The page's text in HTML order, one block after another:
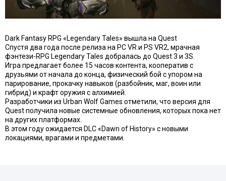
Dark Fantasy RPG «Legendary Tales» вышла на Quest
Спустя два года после релиза на PC VR и PS VR2, мрачная
фэнтези-RPG Legendary Tales добралась до Quest 3 и 3S.
Игра предлагает более 15 часов контента, кооператив с
друзьями от начала до конца, физический бой с упором на
парирование, прокачку навыков (разбойник, маг, воин или
гибрид) и крафт оружия с алхимией.
Разработчики из Urban Wolf Games отметили, что версия для
Quest получила новые системные обновления, которых пока нет
на других платформах.
В этом году ожидается DLC «Dawn of History» с новыми
локациями, врагами и предметами.